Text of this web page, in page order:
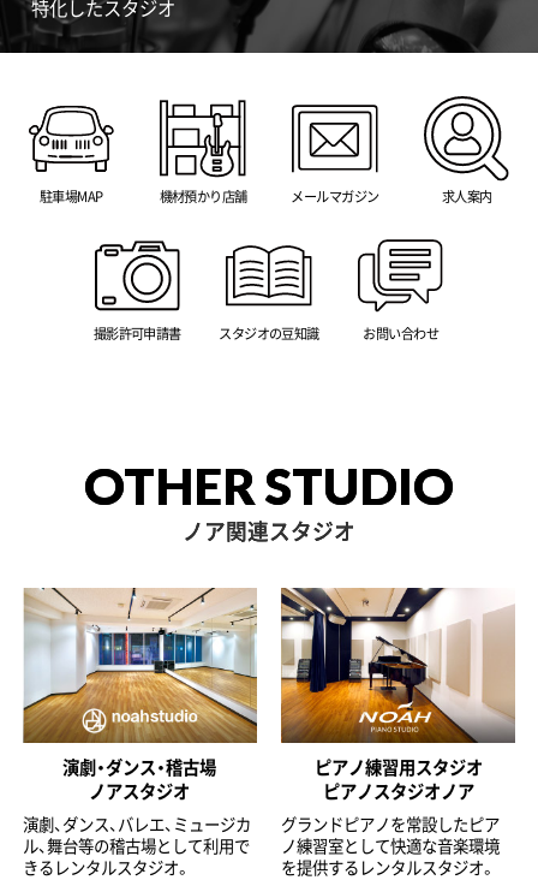
特化したスタジオ
駐車場MAP 機材預かり店舗 メールマガジン 求人案内
撮影許可申請書 スタジオの豆知識 お問い合わせ
OTHER STUDIO
ノア関連スタジオ
演劇・ダンス・稽古場
ノアスタジオ
演劇、ダンス、バレエ、ミュージカ
ル、舞台等の稽古場として利用で
きるレンタルスタジオ。
ピアノ練習用スタジオ
ピアノスタジオノア
グランドピアノを常設したピア
ノ練習室として快適な音楽環境
を提供するレンタルスタジオ。